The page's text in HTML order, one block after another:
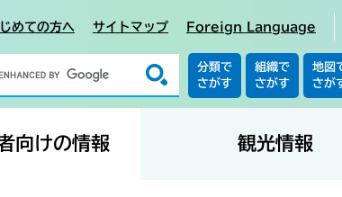
めての方へ サイトマップ Foreign Language
分類で
さがす
組織で
さがす
地図
さが
向けの情報 観光情報